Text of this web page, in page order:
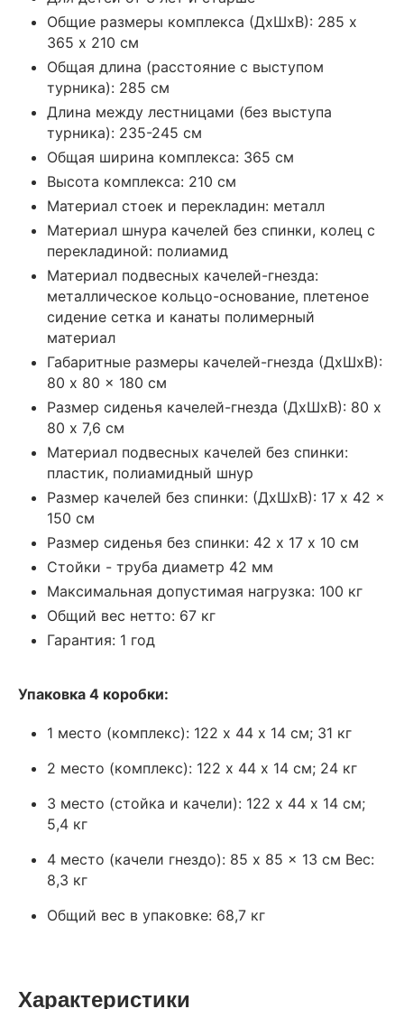
Общие размеры комплекса (ДхШхВ): 285 х
365 х 210 см
Общая длина (расстояние с выступом
турника): 285 см
Длина между лестницами (без выступа
турника): 235-245 см
Общая ширина комплекса: 365 см
Высота комплекса: 210 см
Материал стоек и перекладин: металл
Материал шнура качелей без спинки, колец с
перекладиной: полиамид
Материал подвесных качелей-гнезда:
металлическое кольцо-основание, плетеное
сидение сетка и канаты полимерный
материал
Габаритные размеры качелей-гнезда (ДхШхВ):
80 x 80 x 180 см
Размер сиденья качелей-гнезда (ДхШхВ): 80 х
80 х 7,6 см
Материал подвесных качелей без спинки:
пластик, полиамидный шнур
Размер качелей без спинки: (ДхШхВ): 17 x 42 x
150 см
Размер сиденья без спинки: 42 х 17 х 10 см
Стойки - труба диаметр 42 мм
Максимальная допустимая нагрузка: 100 кг
Общий вес нетто: 67 кг
Гарантия: 1 год
Упаковка 4 коробки:
1 место (комплекс): 122 х 44 х 14 см; 31 кг
2 место (комплекс): 122 х 44 х 14 см; 24 кг
3 место (стойка и качели): 122 х 44 х 14 см;
5,4 кг
4 место (качели гнездо): 85 x 85 x 13 см Вес:
8,3 кг
Общий вес в упаковке: 68,7 кг
Характеристики